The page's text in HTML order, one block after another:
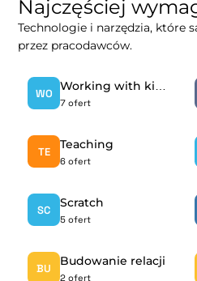
Najczęściej
Technologie i narzędzia, które
przez pracodawców.
WO
7 ofert
TE
Teaching
6 ofert
SC
Scratch
5 ofert
BU
Budowanie relacji
2 ofert